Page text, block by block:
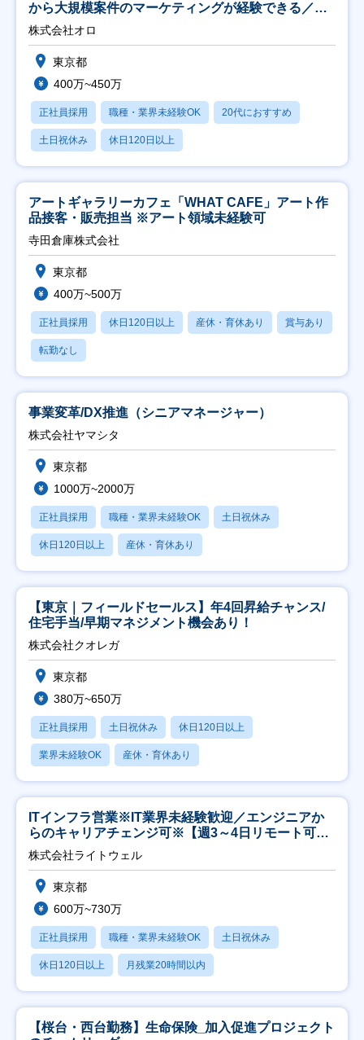
から大規模案件のマーケティングが経験できる／研
修充実】
株式会社オロ
東京都
400万~450万
正社員採用 職種・業界未経験OK 20代におすすめ
土日祝休み 休日120日以上
アートギャラリーカフェ「WHAT CAFE」アート作
品接客・販売担当 ※アート領域未経験可
寺田倉庫株式会社
東京都
400万~500万
正社員採用 休日120日以上 産休・育休あり 賞与あり
転勤なし
事業変革/DX推進（シニアマネージャー）
株式会社ヤマシタ
東京都
1000万~2000万
正社員採用 職種・業界未経験OK 土日祝休み
休日120日以上 産休・育休あり
【東京｜フィールドセールス】年4回昇給チャンス/
住宅手当/早期マネジメント機会あり！
株式会社クオレガ
東京都
380万~650万
正社員採用 土日祝休み 休日120日以上
業界未経験OK 産休・育休あり
ITインフラ営業※IT業界未経験歓迎／エンジニアか
らのキャリアチェンジ可※【週3～4日リモート可
能】
株式会社ライトウェル
東京都
600万~730万
正社員採用 職種・業界未経験OK 土日祝休み
休日120日以上 月残業20時間以内
【桜台・西台勤務】生命保険_加入促進プロジェクト